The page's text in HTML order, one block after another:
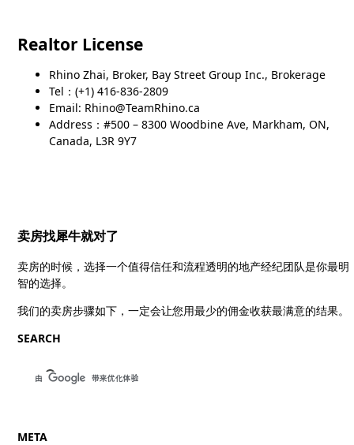
Realtor License
Rhino Zhai, Broker, Bay Street Group Inc., Brokerage
Tel：(+1) 416-836-2809
Email: Rhino@TeamRhino.ca
Address：#500 – 8300 Woodbine Ave, Markham, ON,
Canada, L3R 9Y7
卖房找犀牛就对了
卖房的时候，选择一个值得信任和流程透明的地产经纪团队是你最明
智的选择。
我们的卖房步骤如下，一定会让您用最少的佣金收获最满意的结果。
SEARCH
META